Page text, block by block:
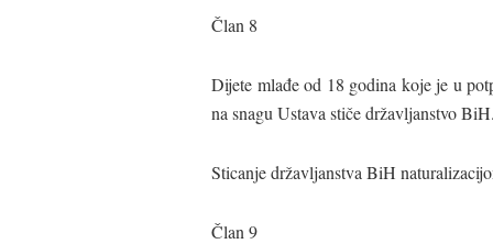
Član 8
Dijete mlađe od 18 godina koje je u
na snagu Ustava stiče državljanstvo
Sticanje državljanstva BiH
Član 9